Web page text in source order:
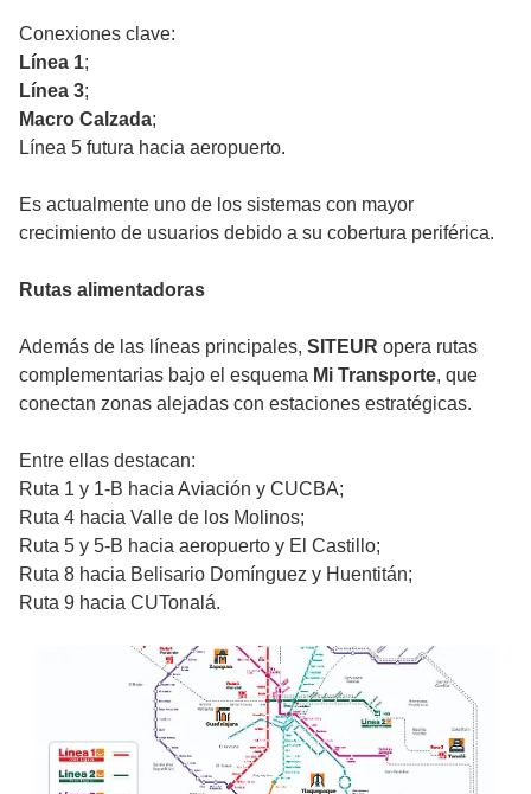
Conexiones clave:
Línea 1;
Línea 3;
Macro Calzada;
Línea 5 futura hacia aeropuerto.
Es actualmente uno de los sistemas con mayor
crecimiento de usuarios debido a su cobertura periférica.
Rutas alimentadoras
Además de las líneas principales, SITEUR opera rutas
complementarias bajo el esquema Mi Transporte, que
conectan zonas alejadas con estaciones estratégicas.
Entre ellas destacan:
Ruta 1 y 1-B hacia Aviación y CUCBA;
Ruta 4 hacia Valle de los Molinos;
Ruta 5 y 5-B hacia aeropuerto y El Castillo;
Ruta 8 hacia Belisario Domínguez y Huentitán;
Ruta 9 hacia CUTonalá.